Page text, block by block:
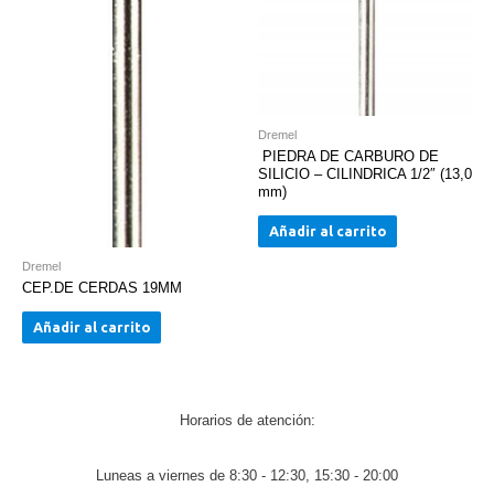
Dremel
CEP.DE CERDAS 19MM
Añadir al carrito
Dremel
PIEDRA DE CARBURO DE
SILICIO – CILINDRICA 1/2″ (13,0
mm)
Añadir al carrito
Horarios de atención:
Luneas a viernes de 8:30 - 12:30, 15:30 - 20:00